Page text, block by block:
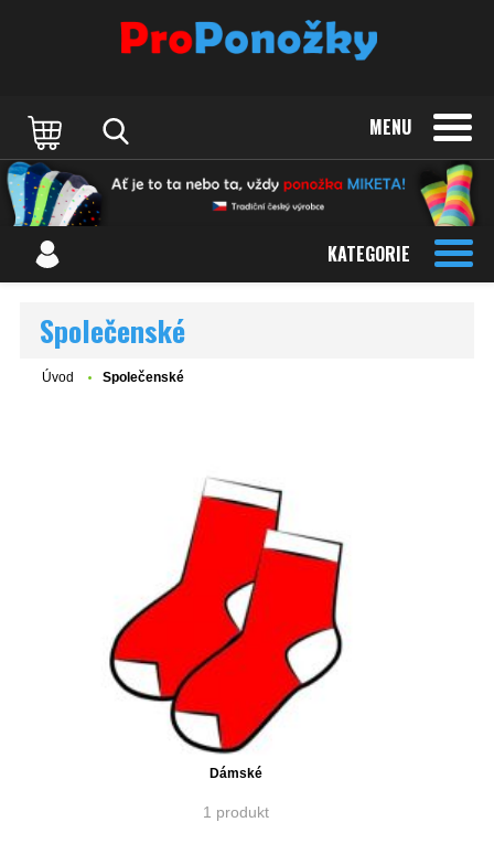
MENU
KATEGORIE
Společenské
Úvod Společenské
Dámské
1 produkt